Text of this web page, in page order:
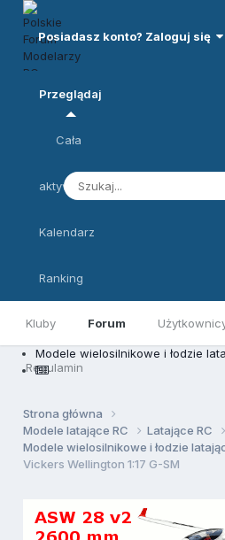
Posiadasz konto? Zaloguj się
Przeglądaj
Kluby Forum
Regulamin
Cała
aktywność
Kalendarz
Ranking
Modele wielosilnikowe i łodzie
Strona główna
Modele latające RC
Latające RC
Modele wielosilnikowe i łodzie
Vickers Wellington 1:17 G-SM